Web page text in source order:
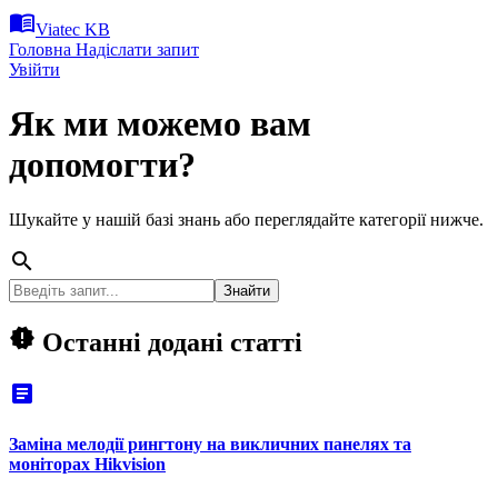
menu_bookViatec KB
Головна Надіслати запит
Увійти
Як ми можемо вам
допомогти?
Шукайте у нашій базі знань або переглядайте категорії нижче.
search
Знайти
new_releases Останні додані статті
article
Заміна мелодії рингтону на викличних панелях та
моніторах Hikvision